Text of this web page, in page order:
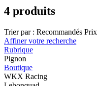
4 produits
Trier par : Recommandés Prix
Affiner votre recherche
Rubrique
Pignon
Boutique
WKX Racing